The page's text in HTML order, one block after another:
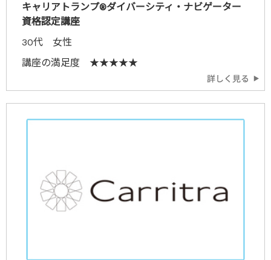
キャリアトランプ®ダイバーシティ・ナビゲーター
資格認定講座
30代 女性
講座の満足度 ★★★★★